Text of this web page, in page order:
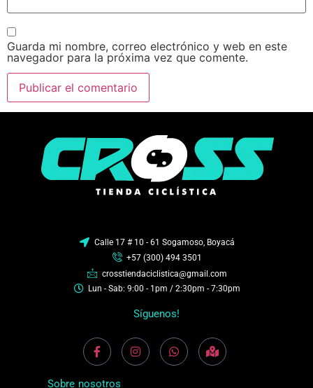
Guarda mi nombre, correo electrónico y web en este
navegador para la próxima vez que comente.
Calle 17 # 10 - 61 Sogamoso, Boyacá
+57 (300) 494 3501
crosstiendaciclistica@gmail.com
Lun - Sab: 9:00 - 1pm / 2:30pm - 7:30pm
Síguenos!
Sobre nosotros